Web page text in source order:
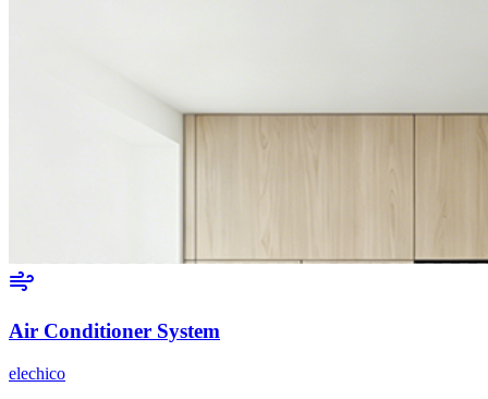
Air Conditioner System
elechico